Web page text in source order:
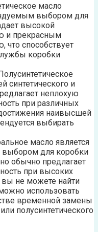
масло
выбором для
высокой
и прекрасным
что способствует
коробки
синтетического и
неплохую
при различных
наивысшей
выбирать
масло является
для коробки
обычно предлагает
при высоких
вы не можете найти
использовать
временной замены
полусинтетического